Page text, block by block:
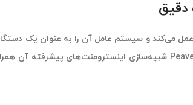
عمل می‌کند و سیستم عامل آن را به عنوان یک